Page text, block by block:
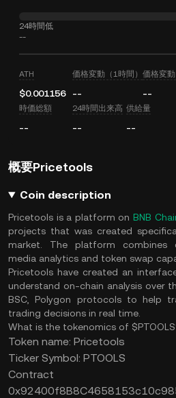
24時間低
--
ATH
$0.001156
価格変動（1時間）
--
価格変
--
時価総額
--
24時間出来高
--
供給量
--
概要Pricetools
Coin description
Pricetools is a platform on BNB
projects that was created
market. The platform combines
media analytics and token swap
Pricetools have created an
understand on-chain analysis over
BSC, Polygon protocols to help
trading decisions in real time.
What is the tokenomics of
Token name: Pricetools
Ticker Symbol: PTOOLS
Contract